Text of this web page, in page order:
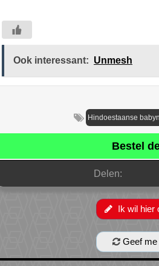
Ook interessant: Unmesh
Hindoestaanse
Bestel
Delen:
Ik wil hier
Geef me